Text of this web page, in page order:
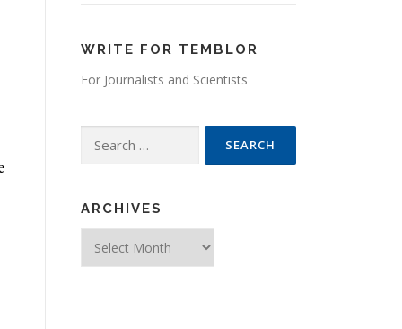
WRITE FOR TEMBLOR
For Journalists and Scientists
Search for:
ARCHIVES
Archives